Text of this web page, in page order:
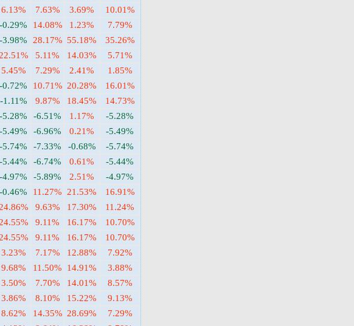
6.13% 7.63% 3.69%
10.01%
-0.29% 14.08% 1.23%
7.79%
-3.98% 28.17% 55.18%
35.26%
22.51% 5.11% 14.03%
5.71%
5.45% 7.29% 2.41%
1.85%
-0.72% 10.71% 20.28%
16.01%
-1.11% 9.87% 18.45%
14.73%
-5.28% -6.51% 1.17%
-5.28%
-5.49% -6.96% 0.21%
-5.49%
-5.74% -7.33% -0.68%
-5.74%
-5.44% -6.74% 0.61%
-5.44%
-4.97% -5.89% 2.51%
-4.97%
-0.46% 11.27% 21.53%
16.91%
24.86% 9.63% 17.30%
11.24%
24.55% 9.11% 16.17%
10.70%
24.55% 9.11% 16.17%
10.70%
3.23% 7.17% 12.88%
7.92%
9.68% 11.50% 14.91%
3.88%
3.50% 7.70% 14.01%
8.57%
3.86% 8.10% 15.22%
9.13%
8.62% 14.35% 28.69%
7.29%